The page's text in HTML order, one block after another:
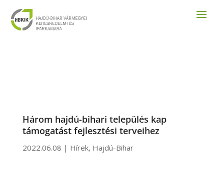
Három hajdú-bihari település kap
támogatást fejlesztési terveihez
2022.06.08 | Hírek, Hajdú-Bihar